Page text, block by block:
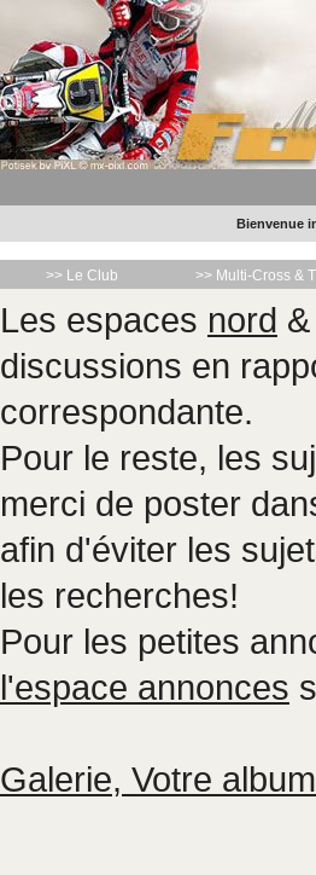
Bienvenue
>> Le Club >> Multi-Cross &
Les espaces nord
discussions en
correspondante.
Pour le reste, les
merci de poster
afin d'éviter les
les recherches!
Pour les petites
l'espace annonces
Galerie, Votre